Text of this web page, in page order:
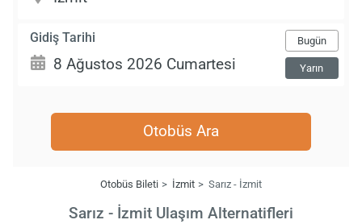
Gidiş Tarihi Bugün
Yarın
Otobüs Ara
Otobüs Bileti İzmit Sarız - İzmit
Sarız - İzmit Ulaşım Alternatifleri